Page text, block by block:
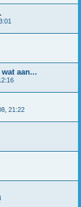
aan...
21:22